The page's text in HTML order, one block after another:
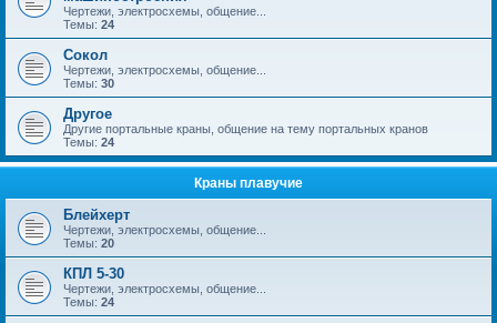
Чертежи, электросхемы, общение...
Темы: 24
Сокол
Чертежи, электросхемы, общение...
Темы: 30
Другое
Другие портальные краны, общение на тему портальных кранов
Темы: 24
Краны плавучие
Блейхерт
Чертежи, электросхемы, общение...
Темы: 20
КПЛ 5-30
Чертежи, электросхемы, общение...
Темы: 24